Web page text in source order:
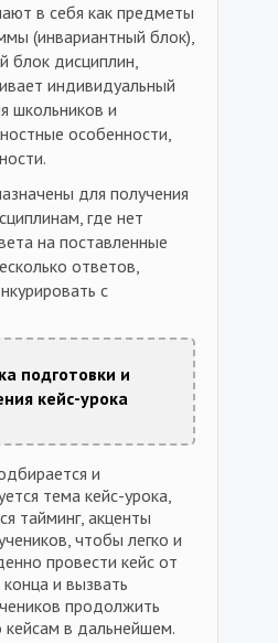
в себя как предметы
(инвариантный блок),
блок дисциплин,
индивидуальный
школьников и
особенности,
для получения
где нет
на поставленные
ответов,
с
подготовки и
кейс-урока
и
тема кейс-урока,
тайминг, акценты
чтобы легко и
провести кейс от
и вызвать
продолжить
кейсам в дальнейшем.